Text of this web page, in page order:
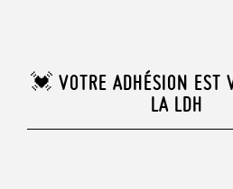
💓 VOTRE ADHÉSION EST
LA LDH